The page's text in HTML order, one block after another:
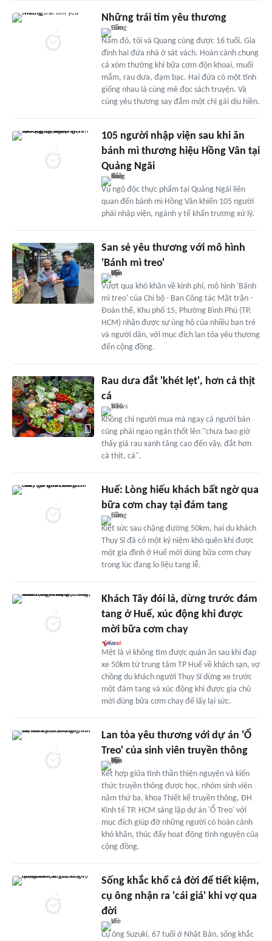
Những trái tim yêu thương
Năm đó, tôi và Quang cùng được 16 tuổi. Gia
đình hai đứa nhà ở sát vách. Hoàn cảnh chung
cả xóm thường khi bữa cơm độn khoai, muối
mắm, rau dưa, đạm bạc. Hai đứa có một tính
giống nhau là cùng mê đọc sách truyện. Và
cùng yêu thương say đắm một chị gái dịu hiền.
105 người nhập viện sau khi ăn
bánh mì thương hiệu Hồng Vân tại
Quảng Ngãi
Vụ ngộ độc thực phẩm tại Quảng Ngãi liên
quan đến bánh mì Hồng Vân khiến 105 người
phải nhập viện, ngành y tế khẩn trương xử lý.
San sẻ yêu thương với mô hình
'Bánh mì treo'
Vượt qua khó khăn về kinh phí, mô hình 'Bánh
mì treo' của Chi bộ - Ban Công tác Mặt trận -
Đoàn thể, Khu phố 15, Phường Bình Phú (TP.
HCM) nhận được sự ủng hộ của nhiều bạn trẻ
và người dân, với mục đích lan tỏa yêu thương
đến cộng đồng.
Rau dưa đắt 'khét lẹt', hơn cả thịt
cá
Không chỉ người mua mà ngay cả người bán
cũng phải ngao ngán thốt lên ''chưa bao giờ
thấy giá rau xanh tăng cao đến vậy, đắt hơn
cả thịt, cá''.
Huế: Lòng hiếu khách bất ngờ qua
bữa cơm chay tại đám tang
Kiệt sức sau chặng đường 50km, hai du khách
Thụy Sĩ đã có một kỷ niệm khó quên khi được
một gia đình ở Huế mời dùng bữa cơm chay
trong lúc đang lo liệu tang lễ.
Khách Tây đói lả, dừng trước đám
tang ở Huế, xúc động khi được
mời bữa cơm chay
Mệt lả vì không tìm được quán ăn sau khi đạp
xe 50km từ trung tâm TP Huế về khách sạn, vợ
chồng du khách người Thụy Sĩ dừng xe trước
một đám tang và xúc động khi được gia chủ
mời dùng bữa cơm chay để lấy lại sức.
Lan tỏa yêu thương với dự án 'Ổ
Treo' của sinh viên truyền thông
Kết hợp giữa tinh thần thiện nguyện và kiến
thức truyền thông được học, nhóm sinh viên
năm thứ ba, khoa Thiết kế truyền thông, ĐH
Kinh tế TP. HCM sáng lập dự án 'Ổ Treo' với
mục đích giúp đỡ những người có hoàn cảnh
khó khăn, thúc đẩy hoạt động tình nguyện của
cộng đồng.
Sống khắc khổ cả đời để tiết kiệm,
cụ ông nhận ra 'cái giá' khi vợ qua
đời
Cụ ông Suzuki, 67 tuổi ở Nhật Bản, sống khắc